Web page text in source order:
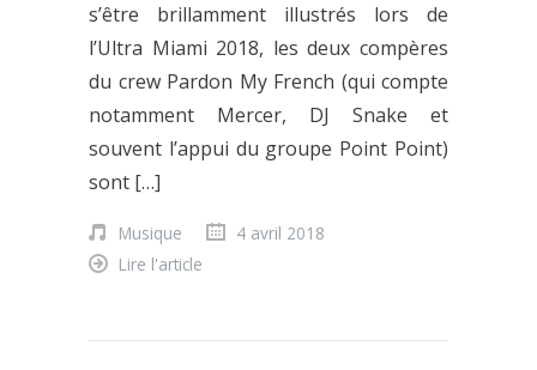
s’être brillamment illustrés lors de
l’Ultra Miami 2018, les deux compères
du crew Pardon My French (qui compte
notamment Mercer, DJ Snake et
souvent l’appui du groupe Point Point)
sont […]
Musique
4 avril 2018
Lire l'article